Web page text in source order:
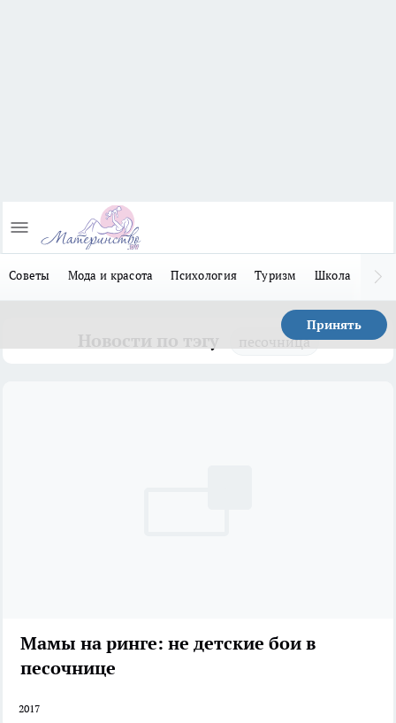
Советы Мода и красота Психология Туризм Школа
Принять
песочница
Мамы на ринге: не детские бои в
песочнице
2017